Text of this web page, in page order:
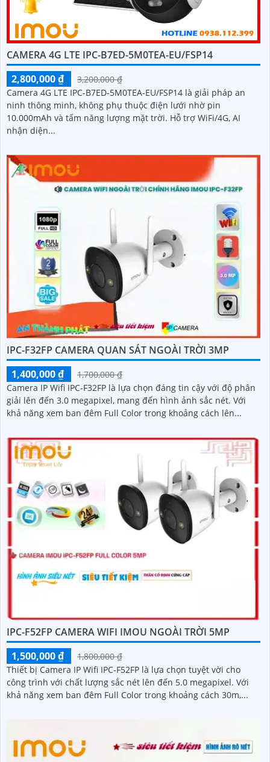
CAMERA 4G LTE IPC-B7ED-5M0TEA-EU/FSP14
2,800,000 ₫
3,200,000 ₫
Camera 4G LTE IPC-B7ED-5M0TEA-EU/FSP14 là giải pháp an
ninh thông minh, không phụ thuộc điện lưới nhờ pin
10.000mAh và tấm năng lượng mặt trời. Hỗ trợ WiFi/4G, AI
nhận diện...
IPC-F32FP CAMERA QUAN SÁT NGOÀI TRỜI 3MP
1,400,000 ₫
1,700,000 ₫
Camera IP Wifi IPC-F32FP là lựa chọn đáng tin cậy với độ phân
giải lên đến 3.0 megapixel, mang đến hình ảnh sắc nét. Với
khả năng xem ban đêm Full Color trong khoảng cách lên...
IPC-F52FP CAMERA WIFI IMOU NGOÀI TRỜI 5MP
1,500,000 ₫
1,800,000 ₫
Thiết bị Camera IP Wifi IPC-F52FP là lựa chọn tuyệt vời cho
công trình với chất lượng sắc nét lên đến 5.0 megapixel. Với
khả năng xem ban đêm Full Color trong khoảng cách 30m,...